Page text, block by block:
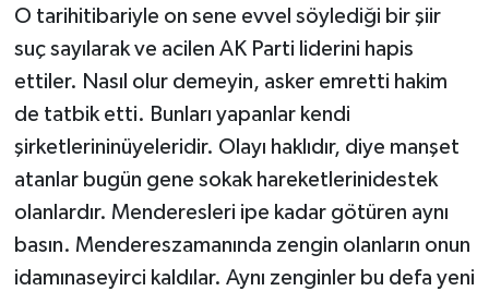
O tarihitibariyle on sene evvel söylediği bir şiir
suç sayılarak ve acilen AK Parti liderini hapis
ettiler. Nasıl olur demeyin, asker emretti hakim
de tatbik etti. Bunları yapanlar kendi
şirketlerininüyeleridir. Olayı haklıdır, diye manşet
atanlar bugün gene sokak hareketlerinidestek
olanlardır. Menderesleri ipe kadar götüren aynı
basın. Mendereszamanında zengin olanların onun
idamınaseyirci kaldılar. Aynı zenginler bu defa yeni